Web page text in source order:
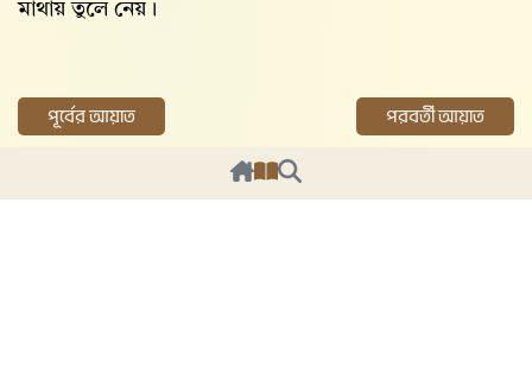
মাথায় তুলে নেয়।
পূর্বের আয়াত পরবর্তী আয়াত